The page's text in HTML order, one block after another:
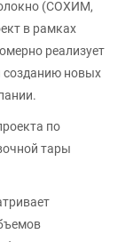
(СОХИМ,
в рамках
реализует
созданию новых
по
тары